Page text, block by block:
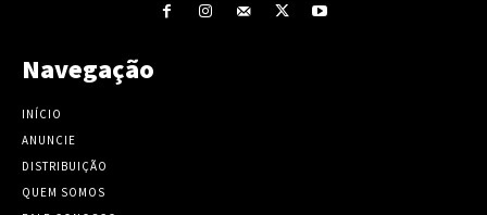
Navegação
INÍCIO
ANUNCIE
DISTRIBUIÇÃO
QUEM SOMOS